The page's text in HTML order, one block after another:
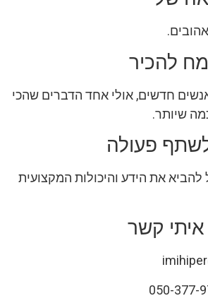
להכיר
חדשים, אולי אחד הדברים שהכי
שיותר.
לשתף פעולה
להביא את הידע והיכולות המקצועית
קשר